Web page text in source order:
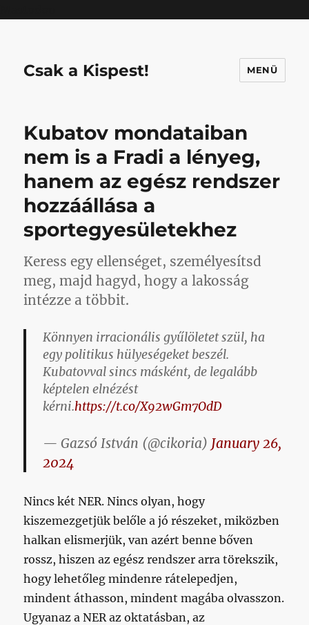
Csak a Kispest! MENÜ
Kubatov mondataiban
nem is a Fradi a lényeg,
hanem az egész rendszer
hozzáállása a
sportegyesületekhez
Keress egy ellenséget, személyesítsd
meg, majd hagyd, hogy a lakosság
intézze a többit.
Könnyen irracionális gyűlöletet szül, ha
egy politikus hülyeségeket beszél.
Kubatovval sincs másként, de legalább
képtelen elnézést
kérni.https://t.co/X92wGm7OdD
— Gazsó István (@cikoria) January 26,
2024
Nincs két NER. Nincs olyan, hogy
kiszemezgetjük belőle a jó részeket, miközben
halkan elismerjük, van azért benne bőven
rossz, hiszen az egész rendszer arra törekszik,
hogy lehetőleg mindenre rátelepedjen,
mindent áthasson, mindent magába olvasszon.
Ugyanaz a NER az oktatásban, az